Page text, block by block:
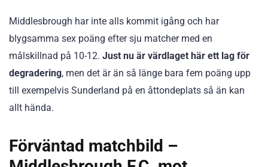
Middlesbrough har inte alls kommit igång och har
blygsamma sex poäng efter sju matcher med en
målskillnad på 10-12. Just nu är värdlaget här ett lag för
degradering, men det är än så länge bara fem poäng upp
till exempelvis Sunderland på en åttondeplats så än kan
allt hända.
Förväntad matchbild –